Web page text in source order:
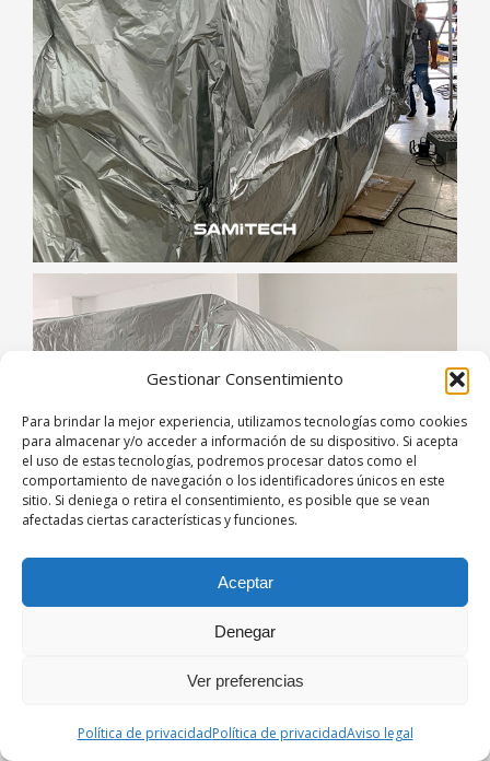
Gestionar Consentimiento
Para brindar la mejor experiencia, utilizamos tecnologías como cookies
para almacenar y/o acceder a información de su dispositivo. Si acepta
el uso de estas tecnologías, podremos procesar datos como el
comportamiento de navegación o los identificadores únicos en este
sitio. Si deniega o retira el consentimiento, es posible que se vean
afectadas ciertas características y funciones.
Aceptar
Denegar
Ver preferencias
Política de privacidadPolítica de privacidadAviso legal